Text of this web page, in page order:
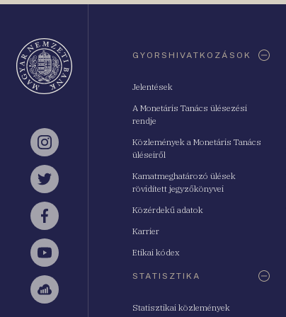
Instagram
Twitter
Facebook
YouTube
Sellsy
GYORSHIVATKOZÁSOK
Jelentések
A Monetáris Tanács ülésezési
rendje
Közlemények a Monetáris Tanács
üléseiről
Kamatmeghatározó ülések
rövidített jegyzőkönyvei
Közérdekű adatok
Karrier
Etikai kódex
STATISZTIKA
Statisztikai közlemények